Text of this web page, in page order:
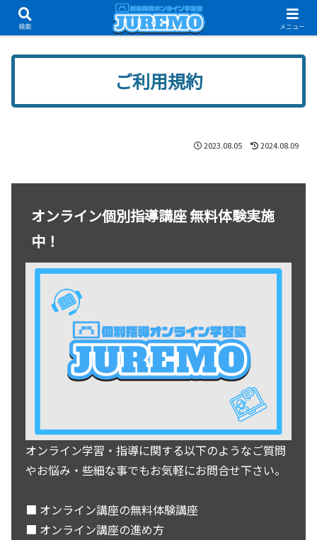
只今、オンライン無料体験講座受付中！
ご利用規約
2023.08.05 2024.08.09
オンライン個別指導講座 無料体験実施
中！
オンライン学習・指導に関する以下のようなご質問
やお悩み・些細な事でもお気軽にお問合せ下さい。
■ オンライン講座の無料体験講座
■ オンライン講座の進め方
検索 メニュー